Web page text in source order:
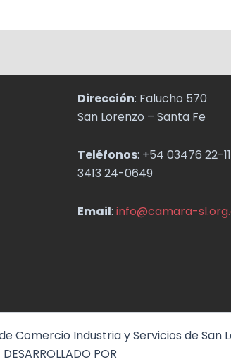
Dirección: Falucho 570
San Lorenzo – Santa Fe
Teléfonos: +54 03476 22-
3413 24-0649
Email: info@camara-
Comercio Industria y Servicios de San
DESARROLLADO POR